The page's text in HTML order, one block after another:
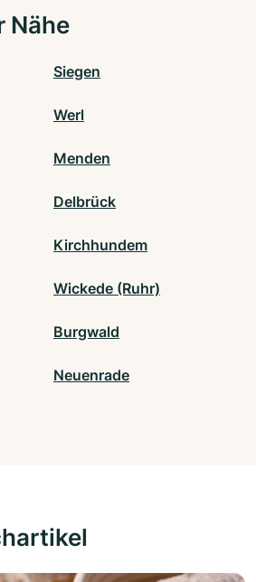
Nähe
Siegen
Werl
Menden
Delbrück
Kirchhundem
Wickede (Ruhr)
Burgwald
Neuenrade